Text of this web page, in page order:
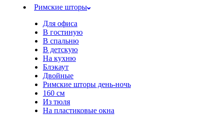
Римские шторы
Для офиса
В гостиную
В спальню
В детскую
На кухню
Блэкаут
Двойные
Римские шторы день-ночь
160 см
Из тюля
На пластиковые окна